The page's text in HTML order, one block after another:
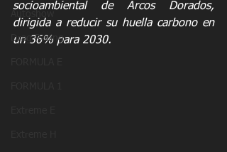
Drag Racing
socioambiental de Arcos Dorados,
dirigida a reducir su huella carbono en
un 36% para 2030.